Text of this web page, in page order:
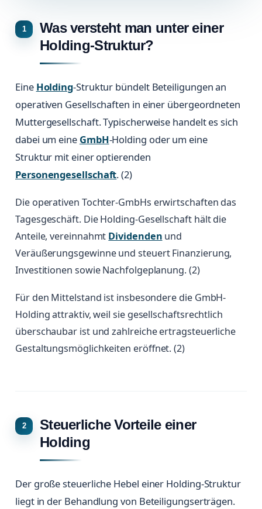
Was versteht man unter einer
Holding-Struktur?
Eine Holding-Struktur bündelt Beteiligungen an
operativen Gesellschaften in einer übergeordneten
Muttergesellschaft. Typischerweise handelt es sich
dabei um eine GmbH-Holding oder um eine
Struktur mit einer optierenden
Personengesellschaft. (2)
Die operativen Tochter-GmbHs erwirtschaften das
Tagesgeschäft. Die Holding-Gesellschaft hält die
Anteile, vereinnahmt Dividenden und
Veräußerungsgewinne und steuert Finanzierung,
Investitionen sowie Nachfolgeplanung. (2)
Für den Mittelstand ist insbesondere die GmbH-
Holding attraktiv, weil sie gesellschaftsrechtlich
überschaubar ist und zahlreiche ertragsteuerliche
Gestaltungsmöglichkeiten eröffnet. (2)
Steuerliche Vorteile einer
Holding
Der große steuerliche Hebel einer Holding-Struktur
liegt in der Behandlung von Beteiligungserträgen.